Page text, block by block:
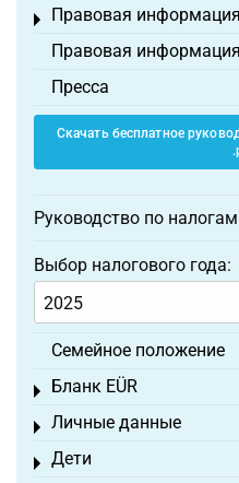
Правовая информация
Toggle menu
Правовая информация
Пресса
Скачать бесплатное
Руководство по
Выбор налогового года:
Семейное положение
Бланк EÜR
Toggle menu
Личные данные
Toggle menu
Дети
Toggle menu